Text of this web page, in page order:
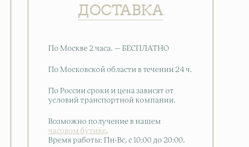
ДОСТАВКА
По Москве 2 часа. — БЕСПЛАТНО
По Московской области в течении 24 ч.
По России сроки и цена зависят от
условий транспортной компании.
Возможно получение в нашем
часовом бутике.
Время работы: Пн-Вс, с 10:00 до 20:00.